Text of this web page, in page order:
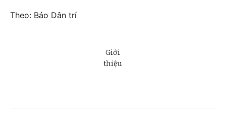
Theo: Báo Dân trí